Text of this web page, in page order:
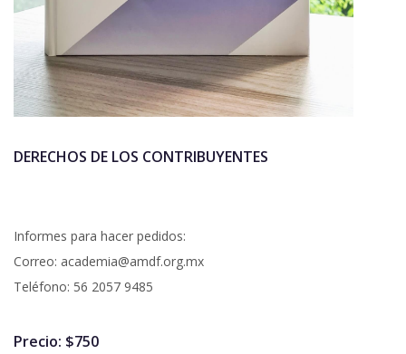
DERECHOS DE LOS CONTRIBUYENTES
Informes para hacer pedidos:
Correo: academia@amdf.org.mx
Teléfono: 56 2057 9485
Precio: $750